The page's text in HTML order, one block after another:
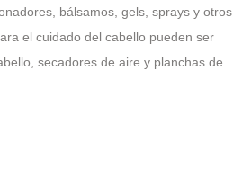
bálsamos, gels, sprays y otros
el cuidado del cabello pueden ser
secadores de aire y planchas de